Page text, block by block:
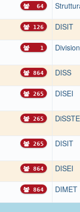
64
126 DISIT
1
864 DISS
265 DISEI
265 DiSSTE
265 DISIT
864 DISEI
864 DIMET